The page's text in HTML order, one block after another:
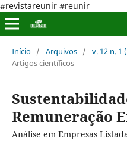
#revistareunir #reunir
Início / Arquivos / v. 12 n. 1
Artigos científicos
Remuneração
Análise em Empresas